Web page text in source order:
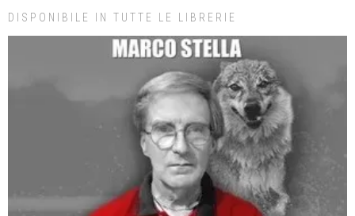
DISPONIBILE IN TUTTE LE LIBRERIE